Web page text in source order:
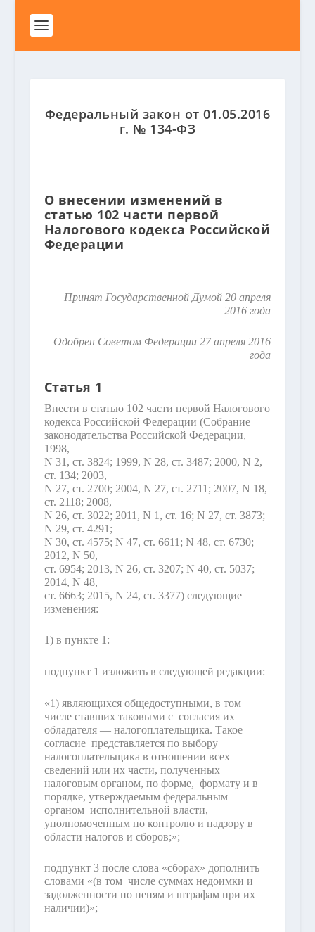
Федеральный закон от 01.05.2016
г. № 134-ФЗ
О внесении изменений в
статью 102 части первой
Налогового кодекса Российской
Федерации
Принят Государственной Думой 20 апреля
2016 года
Одобрен Советом Федерации 27 апреля 2016
года
Статья 1
Внести в статью 102 части первой Налогового
кодекса Российской Федерации (Собрание
законодательства Российской Федерации,
1998,
N 31, ст. 3824; 1999, N 28, ст. 3487; 2000, N 2,
ст. 134; 2003,
N 27, ст. 2700; 2004, N 27, ст. 2711; 2007, N 18,
ст. 2118; 2008,
N 26, ст. 3022; 2011, N 1, ст. 16; N 27, ст. 3873;
N 29, ст. 4291;
N 30, ст. 4575; N 47, ст. 6611; N 48, ст. 6730;
2012, N 50,
ст. 6954; 2013, N 26, ст. 3207; N 40, ст. 5037;
2014, N 48,
ст. 6663; 2015, N 24, ст. 3377) следующие
изменения:
1) в пункте 1:
подпункт 1 изложить в следующей редакции:
«1) являющихся общедоступными, в том
числе ставших таковыми с согласия их
обладателя — налогоплательщика. Такое
согласие представляется по выбору
налогоплательщика в отношении всех
сведений или их части, полученных
налоговым органом, по форме, формату и в
порядке, утверждаемым федеральным
органом исполнительной власти,
уполномоченным по контролю и надзору в
области налогов и сборов;»;
подпункт 3 после слова «сборах» дополнить
словами «(в том числе суммах недоимки и
задолженности по пеням и штрафам при их
наличии)»;